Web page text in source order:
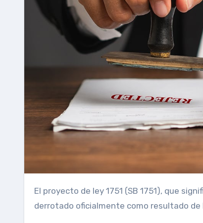
El proyecto de ley 1751 (SB 1751), que significaba restringir los incentivos para los mineros de Bitcoin, fue
derrotado oficialmente como resultado de